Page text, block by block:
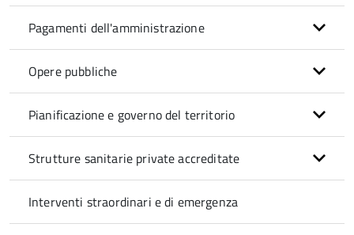
Pagamenti dell'amministrazione
Opere pubbliche
Pianificazione e governo del territorio
Strutture sanitarie private accreditate
Interventi straordinari e di emergenza